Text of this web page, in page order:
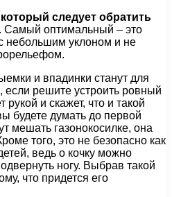
следует обратить
. Самый оптимальный – это
небольшим уклоном и не
и впадинки станут для
решите устроить ровный
рукой и скажет, что и такой
будете думать до первой
мешать газонокосилке, она
того, это не безопасно как
ведь о кочку можно
ногу. Выбрав такой
что придется его